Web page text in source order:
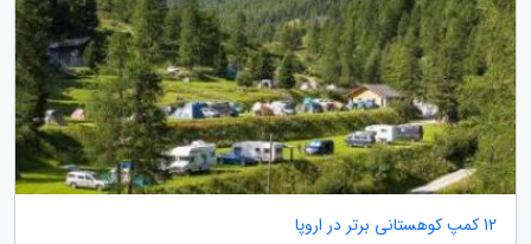
12 کمپ کوهستانی برتر در اروپا